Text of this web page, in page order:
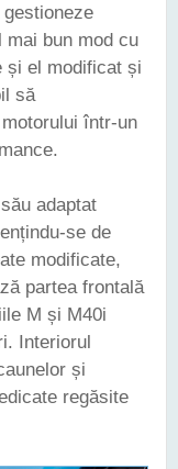
bun mod cu
și el modificat și
să
într-un
adaptat
se de
modificate,
partea frontală
M și M40i
Interiorul
și
regăsite